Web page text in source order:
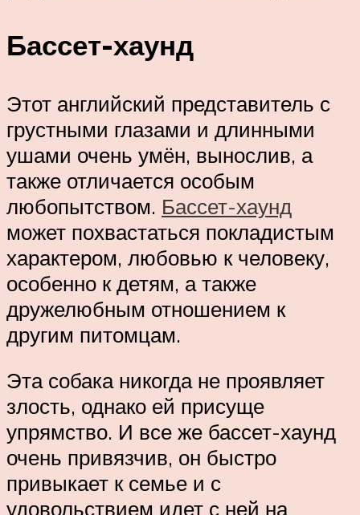
Бассет-хаунд
Этот английский представитель с
грустными глазами и длинными
ушами очень умён, вынослив, а
также отличается особым
любопытством. Бассет-хаунд
может похвастаться покладистым
характером, любовью к человеку,
особенно к детям, а также
дружелюбным отношением к
другим питомцам.
Эта собака никогда не проявляет
злость, однако ей присуще
упрямство. И все же бассет-хаунд
очень привязчив, он быстро
привыкает к семье и с
удовольствием идет с ней на